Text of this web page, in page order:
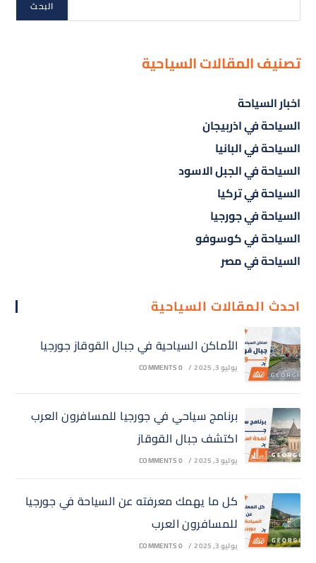
البحث
تصنيف المقالات السياحية
اخبار السياحة
السياحة في اذربيجان
السياحة في البانيا
السياحة في الجبل الاسود
السياحة في تركيا
السياحة في جورجيا
السياحة في كوسوفو
السياحة في مصر
احدث المقالات السياحية
الأماكن السياحية في جبال القوقاز جورجيا
يوليو 3, 2025 /
0 COMMENTS
برنامج سياحي في جورجيا للمسافرون العرب
اكتشف جبال القوقاز
يوليو 3, 2025 /
0 COMMENTS
كل ما يهمك معرفته عن السياحة في جورجيا
للمسافرون العرب
يوليو 3, 2025 /
0 COMMENTS